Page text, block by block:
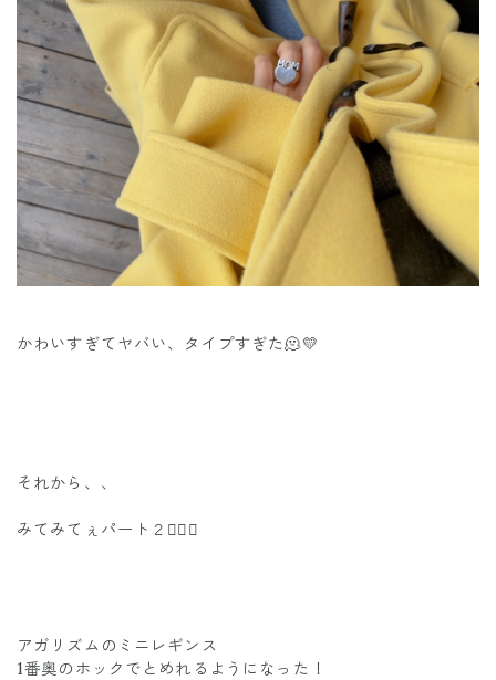
かわいすぎてヤバい、タイプすぎた🫠💛
それから、、
みてみてぇパート２✌🏾💛
アガリズムのミニレギンス
1番奥のホックでとめれるようになった！